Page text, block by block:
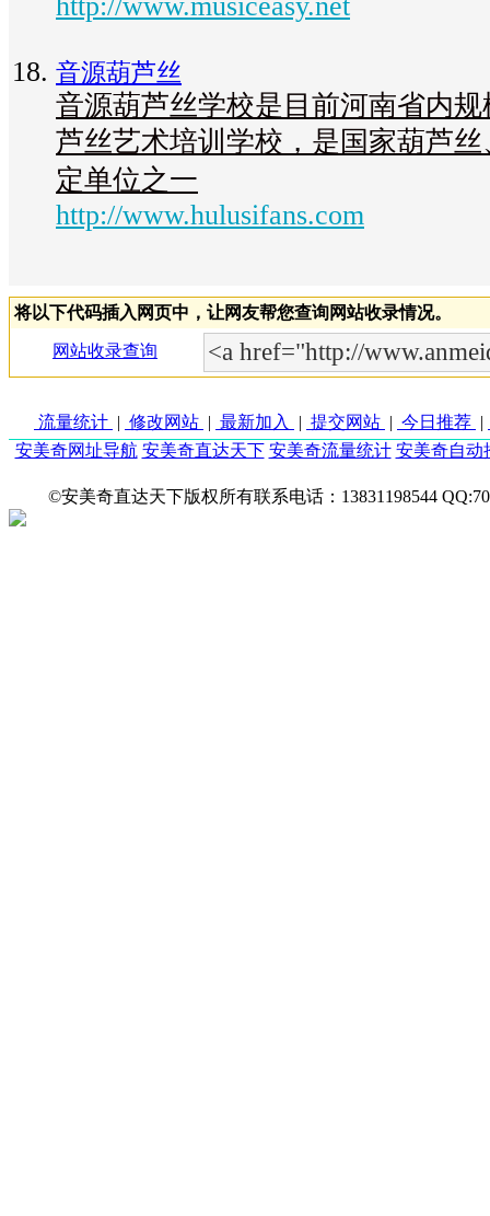
音源葫芦丝
音源葫芦丝学校是目前河南省内
芦丝艺术培训学校，是国家葫芦
定单位之一
http://www.hulusifans.com
将以下代码插入网页中，让网友帮您查询网站收录情况。
网站收录查询
流量统计 | 修改网站 | 最新加入 | 提交网站 | 今日推荐 |
安美奇网址导航 安美奇直达天下 安美奇流量统计 安美奇自动
©安美奇直达天下版权所有联系电话：13831198544